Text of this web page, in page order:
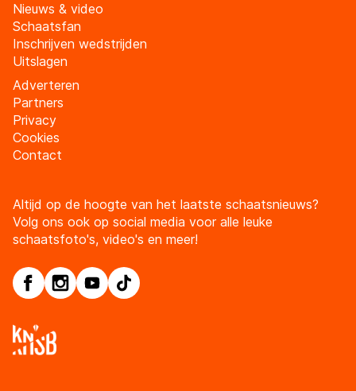
Nieuws & video
Schaatsfan
Inschrijven wedstrijden
Uitslagen
Adverteren
Partners
Privacy
Cookies
Contact
Altijd op de hoogte van het laatste schaatsnieuws?
Volg ons ook op social media voor alle leuke
schaatsfoto's, video's en meer!